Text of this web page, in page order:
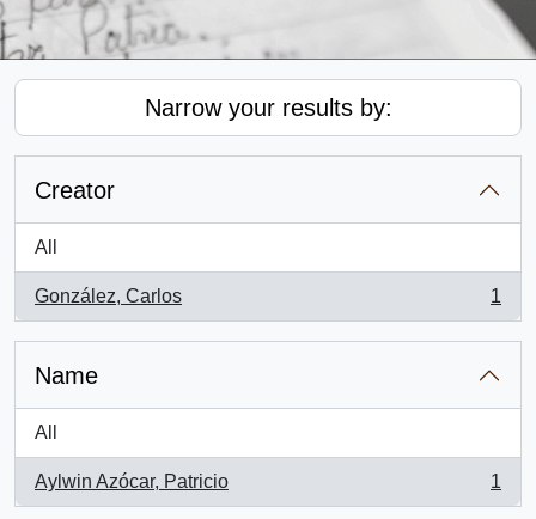
Narrow your results by:
Creator
All
González, Carlos
, 1 results
1
Name
All
Aylwin Azócar, Patricio
, 1 results
1